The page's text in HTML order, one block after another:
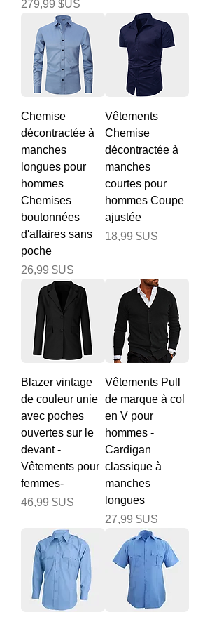
Prix
279,99 $US
Chemise
décontractée à
manches
longues pour
hommes
Chemises
boutonnées
d'affaires sans
poche
Prix
26,99 $US
Vêtements
Chemise
décontractée à
manches
courtes pour
hommes Coupe
ajustée
Prix
18,99 $US
Blazer vintage
de couleur unie
avec poches
ouvertes sur le
devant -
Vêtements pour
femmes-
Prix
46,99 $US
Vêtements Pull
de marque à col
en V pour
hommes -
Cardigan
classique à
manches
longues
Prix
27,99 $US